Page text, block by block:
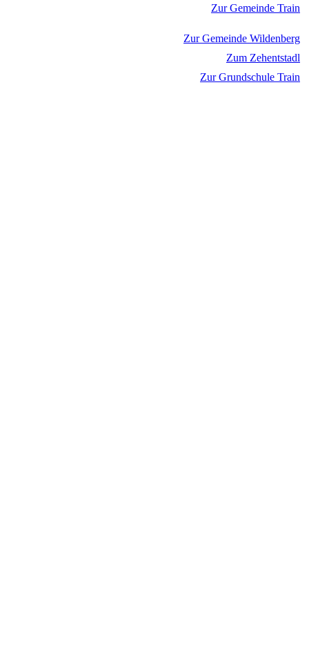
Zur Gemeinde Train
Zur Gemeinde Wildenberg
Zum Zehentstadl
Zur Grundschule Train